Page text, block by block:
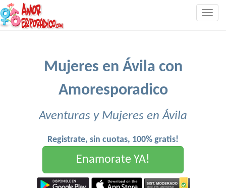
Mujeres en Ávila con
Amoresporadico
Aventuras y Mujeres en Ávila
Registrate, sin cuotas, 100% gratis!
Enamorate YA!